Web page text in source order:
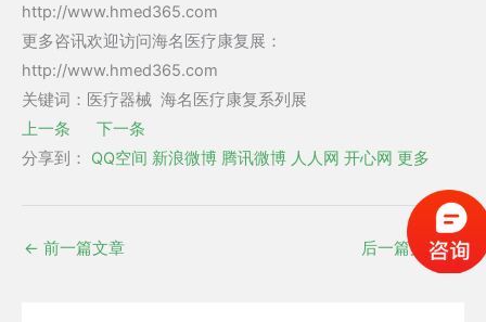
http://www.hmed365.com
更多咨讯欢迎访问海名医疗康复展：
http://www.hmed365.com
关键词：医疗器械 海名医疗康复系列展
上一条
下一条
分享到：
QQ空间 新浪微博 腾讯微博 人人网 开心网 更多
← 前一篇文章 后一篇文章→